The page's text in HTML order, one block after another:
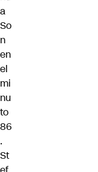
a
So
n
en
el
mi
nu
to
86
.
St